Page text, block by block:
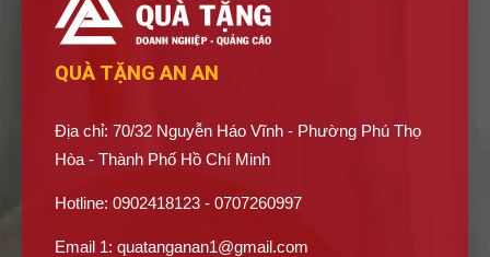
QUÀ TẶNG AN AN
Địa chỉ: 70/32 Nguyễn Háo Vĩnh - Phường Phú Thọ
Hòa - Thành Phố Hồ Chí Minh
Hotline: 0902418123 - 0707260997
Email 1: quatanganan1@gmail.com